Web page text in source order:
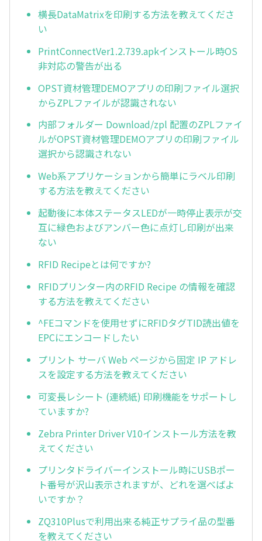
横長DataMatrixを印刷する方法を教えてくださ
い
PrintConnectVer1.2.739.apkインストール時OS
非対応の警告が出る
OPST資材管理DEMOアプリの印刷ファイル選択
からZPLファイルが認識されない
内部フォルダー Download/zpl 配置のZPLファイ
ルがOPST資材管理DEMOアプリの印刷ファイル
選択から認識されない
Web系アプリケーションから簡単にラベル印刷
する方法を教えてください
起動後に本体ステータスLEDが一時停止表示が交
互に緑色およびアンバー色に点灯し印刷が出来
ない
RFID Recipeとは何ですか?
RFIDプリンター内のRFID Recipe の情報を確認
する方法を教えてください
^FEコマンドを使用せずにRFIDタグTID読出値を
EPCにエンコードしたい
プリント サーバ Web ページから固定 IP アドレ
スを設定する方法を教えてください
可変長レシート (連続紙) 印刷機能をサポートし
ていますか?
Zebra Printer Driver V10インストール方法を教
えてください
プリンタドライバーインストール時にUSBポー
ト番号が沢山表示されますが、どれを選べばよ
いですか？
ZQ310Plusで利用出来る純正サプライ品の型番
を教えてください